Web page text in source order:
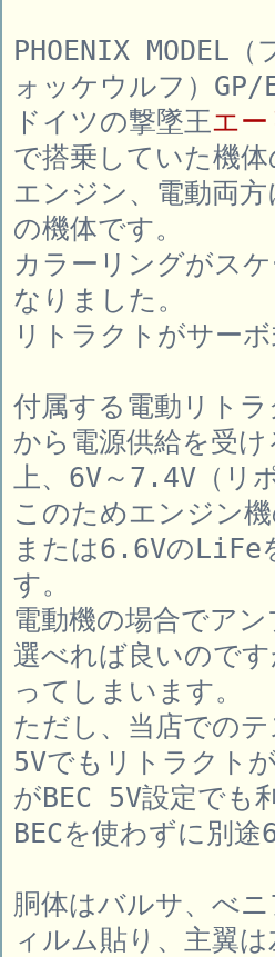
PHOENIX MODEL
ォッケウルフ）
ドイツの撃墜王エ
で搭乗していた機
エンジン、電動両
の機体です。
カラーリングがス
なりました。
リトラクトがサー
付属する電動リト
から電源供給を受
上、6V～7.4V（リ
このためエンジン
または6.6VのLiFe
す。
電動機の場合でア
選べれば良いので
ってしまいます。
ただし、当店での
5Vでもリトラクト
がBEC 5V設定でも
BECを使わずに別
胴体はバルサ、べ
ィルム貼り、主翼